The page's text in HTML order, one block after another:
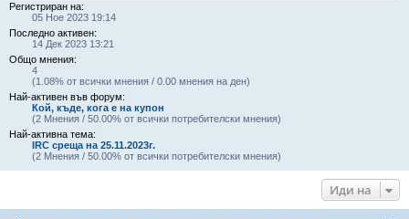
Регистриран на:
05 Ное 2023 19:14
Последно активен:
14 Дек 2023 13:21
Общо мнения:
4
(1.08% от всички мнения / 0.00 мнения на ден)
Най-активен във форум:
Кой, къде, кога е на купон
(2 Мнения / 50.00% от всички потребителски мнения)
Най-активна тема:
IRC среща на 25.11.2023г.
(2 Мнения / 50.00% от всички потребителски мнения)
Иди на